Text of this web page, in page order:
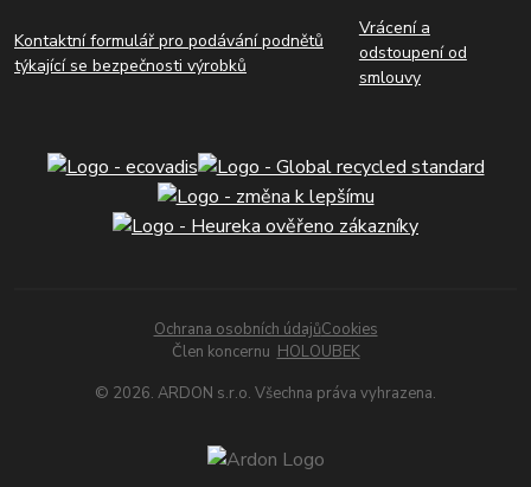
Kontaktní formulář pro podávání podnětů
týkající se bezpečnosti výrobků
Vrácení a
odstoupení od
smlouvy
Ochrana osobních údajůCookies
Člen koncernu HOLOUBEK
© 2026. ARDON s.r.o. Všechna práva vyhrazena.